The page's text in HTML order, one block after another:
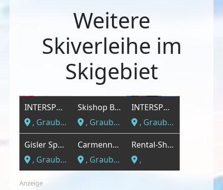
Weitere
Skiverleihe im
Skigebiet
INTERSPORT - INTERSPORT Härtner Sport Arosa
, Graubünden
Skishop Beck
, Graubünden
INTERSPORT - INTERSPORT Sprecher Sport Arosa
, Graubünden
Gisler Sport
, Graubünden
Carmenna Sport AG
, Graubünden
Rental-Shop Fatschél bobialpin
,
Anzeige